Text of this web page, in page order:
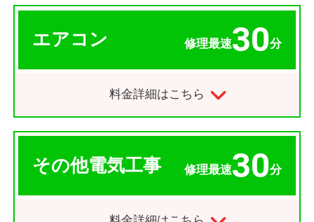
エアコン 修理最速30分
料金詳細はこちら
その他電気工事 修理最速30分